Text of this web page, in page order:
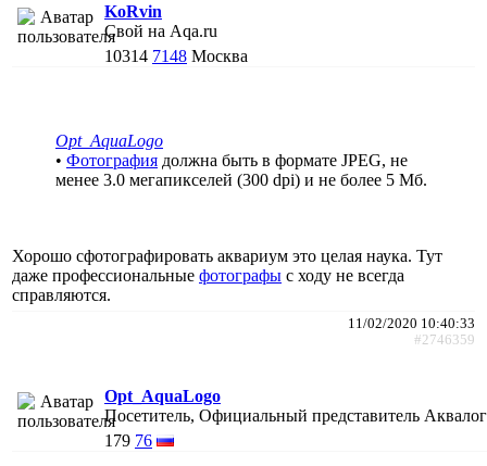
KoRvin
Свой на Aqa.ru
10314 7148 Москва
Opt_AquaLogo
• Фотография должна быть в формате JPEG, не
менее 3.0 мегапикселей (300 dpi) и не более 5 Мб.
Хорошо сфотографировать аквариум это целая наука. Тут
даже профессиональные фотографы с ходу не всегда
справляются.
11/02/2020 10:40:33
#2746359
Opt_AquaLogo
Посетитель, Официальный представитель
179 76